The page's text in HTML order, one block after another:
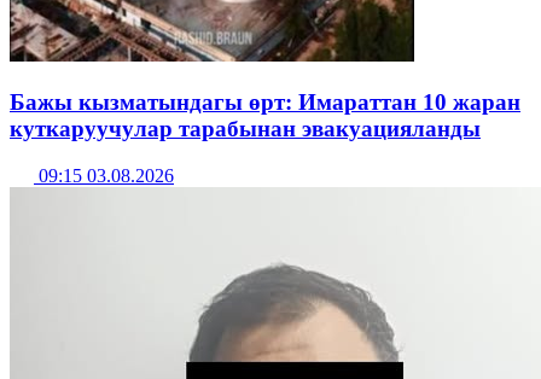
Бажы кызматындагы өрт: Имараттан 10 жаран
куткаруучулар тарабынан эвакуацияланды
09:15 03.08.2026